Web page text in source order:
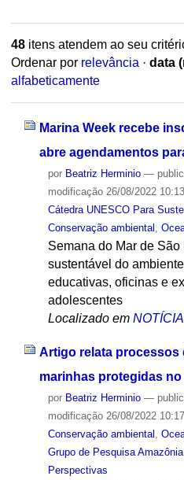
48itens atendem ao seu
Ordenar por relevância · data
alfabeticamente
Marina Week recebe
abre agendamentos
por Beatriz Herminio —
modificação26/08/2022 10:13
Cátedra UNESCO Para
Conservação ambiental
Semana do Mar de
sustentável do
educativas, oficinas e
adolescentes
Localizado em
Artigo relata processos
marinhas protegidas no
por Beatriz Herminio —
modificação26/08/2022 10:17
Conservação ambiental
Grupo de Pesquisa
Perspectivas